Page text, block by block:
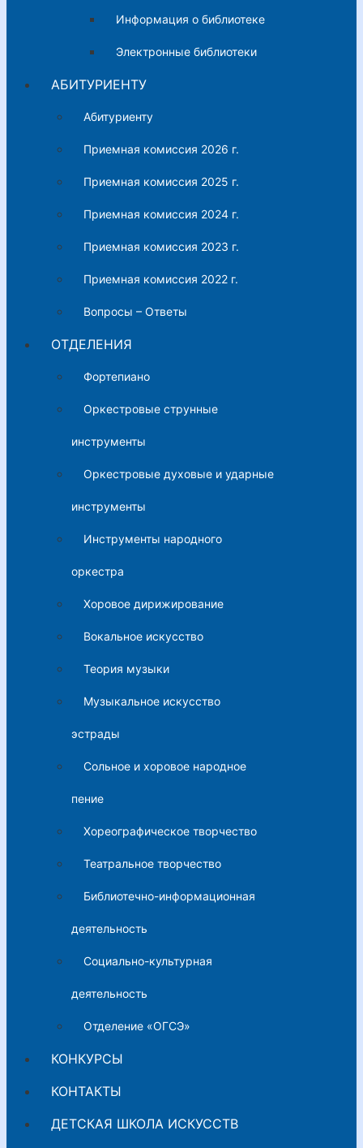
Информация о библиотеке
Электронные библиотеки
АБИТУРИЕНТУ
Абитуриенту
Приемная комиссия 2026 г.
Приемная комиссия 2025 г.
Приемная комиссия 2024 г.
Приемная комиссия 2023 г.
Приемная комиссия 2022 г.
Вопросы – Ответы
ОТДЕЛЕНИЯ
Фортепиано
Оркестровые струнные
инструменты
Оркестровые духовые и ударные
инструменты
Инструменты народного
оркестра
Хоровое дирижирование
Вокальное искусство
Теория музыки
Музыкальное искусство
эстрады
Сольное и хоровое народное
пение
Хореографическое творчество
Театральное творчество
Библиотечно-информационная
деятельность
Социально-культурная
деятельность
Отделение «ОГСЭ»
КОНКУРСЫ
КОНТАКТЫ
ДЕТСКАЯ ШКОЛА ИСКУССТВ